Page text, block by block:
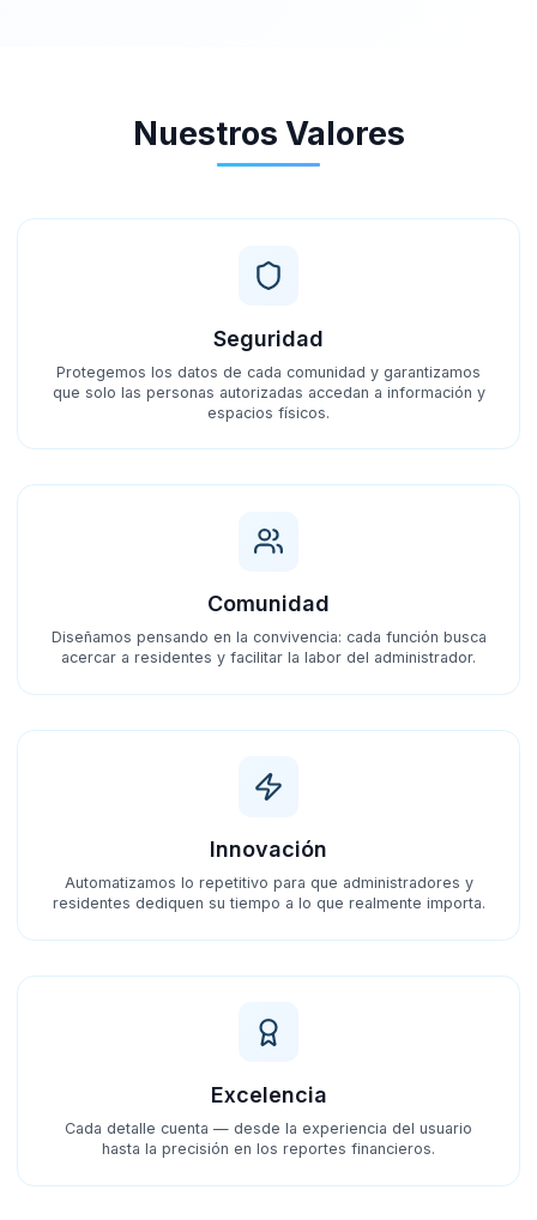
Nuestros Valores
Seguridad
Protegemos los datos de cada comunidad y garantizamos
que solo las personas autorizadas accedan a información y
espacios físicos.
Comunidad
Diseñamos pensando en la convivencia: cada función busca
acercar a residentes y facilitar la labor del administrador.
Innovación
Automatizamos lo repetitivo para que administradores y
residentes dediquen su tiempo a lo que realmente importa.
Excelencia
Cada detalle cuenta — desde la experiencia del usuario
hasta la precisión en los reportes financieros.